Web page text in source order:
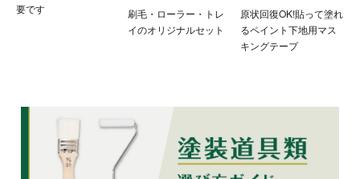
要です
刷毛・ローラー・トレ
イのオリジナルセット
原状回復OK!貼って塗れ
るペイント下地用マス
キングテープ